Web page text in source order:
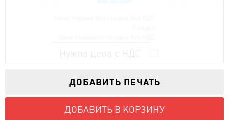
ДОБАВИТЬ ПЕЧАТЬ
ДОБАВИТЬ В КОРЗИНУ